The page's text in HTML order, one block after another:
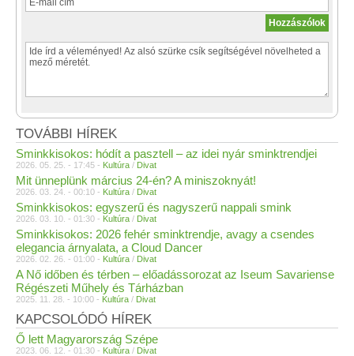
TOVÁBBI HÍREK
Sminkkisokos: hódít a pasztell – az idei nyár sminktrendjei
2026. 05. 25. - 17:45 - Kultúra / Divat
Mit ünneplünk március 24-én? A miniszoknyát!
2026. 03. 24. - 00:10 - Kultúra / Divat
Sminkkisokos: egyszerű és nagyszerű nappali smink
2026. 03. 10. - 01:30 - Kultúra / Divat
Sminkkisokos: 2026 fehér sminktrendje, avagy a csendes
elegancia árnyalata, a Cloud Dancer
2026. 02. 26. - 01:00 - Kultúra / Divat
A Nő időben és térben – előadássorozat az Iseum Savariense
Régészeti Műhely és Tárházban
2025. 11. 28. - 10:00 - Kultúra / Divat
KAPCSOLÓDÓ HÍREK
Ő lett Magyarország Szépe
2023. 06. 12. - 01:30 - Kultúra / Divat